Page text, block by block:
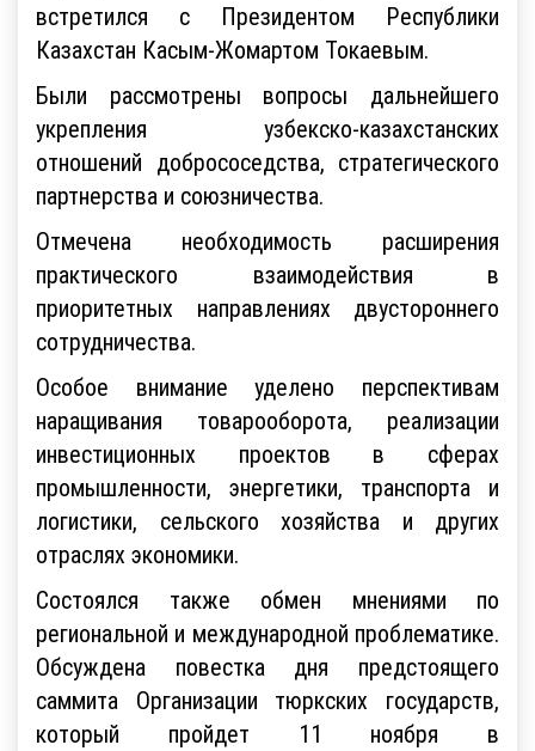
встретился с Президентом Республики
Казахстан Касым-Жомартом Токаевым.
Были рассмотрены вопросы дальнейшего
укрепления узбекско-казахстанских
отношений добрососедства, стратегического
партнерства и союзничества.
Отмечена необходимость расширения
практического взаимодействия в
приоритетных направлениях двустороннего
сотрудничества.
Особое внимание уделено перспективам
наращивания товарооборота, реализации
инвестиционных проектов в сферах
промышленности, энергетики, транспорта и
логистики, сельского хозяйства и других
отраслях экономики.
Состоялся также обмен мнениями по
региональной и международной проблематике.
Обсуждена повестка дня предстоящего
саммита Организации тюркских государств,
который пройдет 11 ноября в